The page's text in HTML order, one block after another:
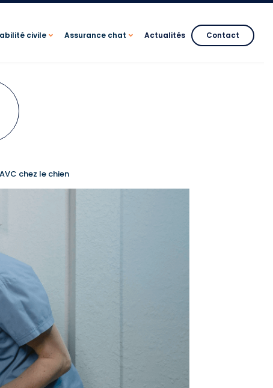
civile Assurance chat Actualités Contact
chez le chien